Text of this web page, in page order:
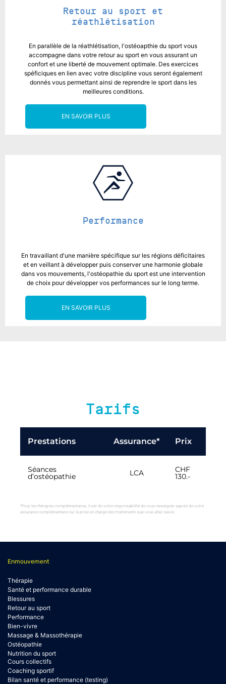
Retour au sport et
réathlétisation
En parallèle de la réathlétisation, l'ostéoapthie du sport vous
accompagne dans votre retour au sport en vous assurant un
confort et une liberté de mouvement optimale. Des exercices
spéficiques en lien avec votre discipline vous seront également
donnés vous permettant ainsi de reprendre le sport dans les
meilleures conditions.
EN SAVOIR PLUS
Performance
En travaillant d'une manière spécifique sur les régions déficitaires
et en veillant à développer puis conserver une harmonie globale
dans vos mouvements, l'ostéopathie du sport est une intervention
de choix pour développer vos performances sur le long terme.
EN SAVOIR PLUS
Tarifs
Prestations Assurance* Prix
Séances
d’ostéopathie LCA CHF
130.-
*Pour les thérapies complémentaires, il est de votre responsabilité de vous renseigner auprès de votre
assurance complémentaire sur la prise en charge des traitements que vous allez suivre.
Enmouvement
Thérapie
Santé et performance durable
Blessures
Retour au sport
Performance
Bien-vivre
Massage & Massothérapie
Ostéopathie
Nutrition du sport
Cours collectifs
Coaching sportif
Bilan santé et performance (testing)